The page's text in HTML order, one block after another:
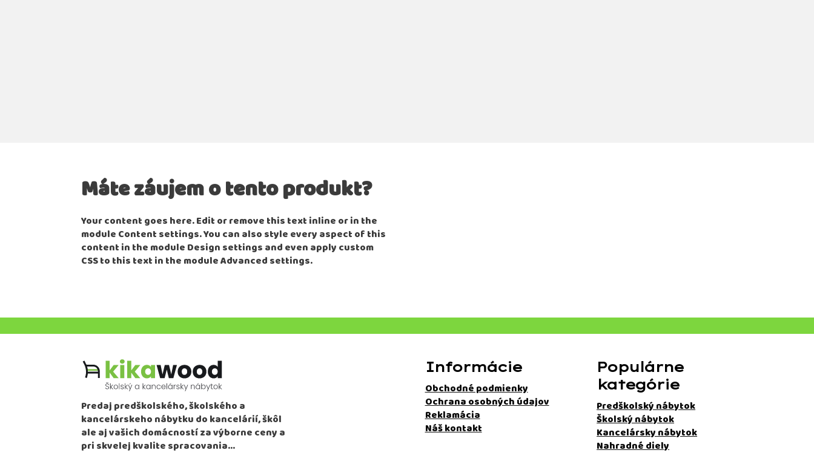
Máte záujem o tento produkt?
Your content goes here. Edit or remove this text inline or in the
module Content settings. You can also style every aspect of this
content in the module Design settings and even apply custom
CSS to this text in the module Advanced settings.
Predaj predškolského, školského a
kancelárskeho nábytku do kancelárií, škôl
ale aj vašich domácností za výborne ceny a
pri skvelej kvalite spracovania…
Informácie
Obchodné podmienky
Ochrana osobných údajov
Reklamácia
Náš kontakt
Populárne
kategórie
Predškolský nábytok
Školský nábytok
Kancelársky nábytok
Nahradné diely